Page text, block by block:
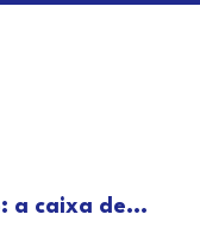
a caixa de...